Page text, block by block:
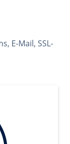
E-Mail, SSL-